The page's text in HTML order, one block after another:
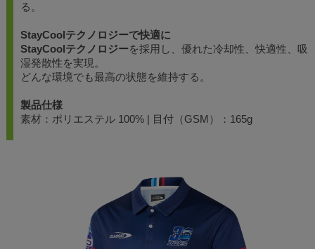
る。
StayCoolテクノロジーで快適に
StayCoolテクノロジーを採用し、優れた冷却性、快適性、吸
湿発散性を実現。
どんな環境でも最高の状態を維持する。
製品仕様
素材：ポリエステル 100% | 目付（GSM）：165g